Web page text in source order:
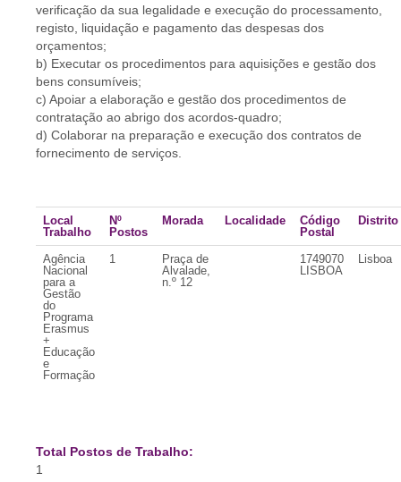
verificação da sua legalidade e execução do processamento,
registo, liquidação e pagamento das despesas dos
orçamentos;
b) Executar os procedimentos para aquisições e gestão dos
bens consumíveis;
c) Apoiar a elaboração e gestão dos procedimentos de
contratação ao abrigo dos acordos-quadro;
d) Colaborar na preparação e execução dos contratos de
fornecimento de serviços.
Local
Trabalho
Nº
Postos
Morada Localidade
Código
Postal
Distrito
Agência
Nacional
para a
Gestão
do
Programa
Erasmus
+
Educação
e
Formação
1
Praça de
Alvalade,
n.º 12
1749070
LISBOA
Lisboa
Total Postos de Trabalho:
1